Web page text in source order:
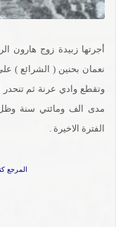
وتقطع وادي عرنة ثم
مدى الف ومائتي سنة وظل
الفترة الاخيرة .
المرجع